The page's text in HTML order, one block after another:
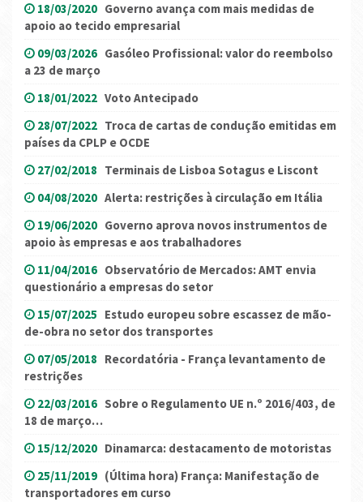
18/03/2020 Governo avança com mais medidas de
apoio ao tecido empresarial
09/03/2026 Gasóleo Profissional: valor do reembolso
a 23 de março
18/01/2022 Voto Antecipado
28/07/2022 Troca de cartas de condução emitidas em
países da CPLP e OCDE
27/02/2018 Terminais de Lisboa Sotagus e Liscont
04/08/2020 Alerta: restrições à circulação em Itália
19/06/2020 Governo aprova novos instrumentos de
apoio às empresas e aos trabalhadores
11/04/2016 Observatório de Mercados: AMT envia
questionário a empresas do setor
15/07/2025 Estudo europeu sobre escassez de mão-
de-obra no setor dos transportes
07/05/2018 Recordatória - França levantamento de
restrições
22/03/2016 Sobre o Regulamento UE n.º 2016/403, de
18 de março…
15/12/2020 Dinamarca: destacamento de motoristas
25/11/2019 (Última hora) França: Manifestação de
transportadores em curso